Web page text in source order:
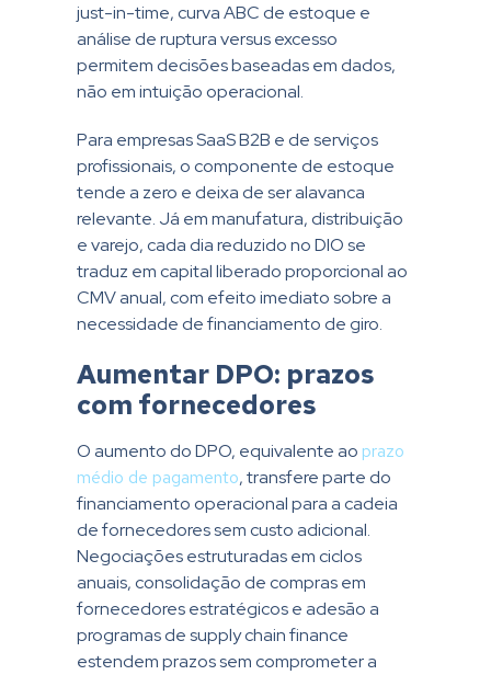
just-in-time, curva ABC de estoque e
análise de ruptura versus excesso
permitem decisões baseadas em dados,
não em intuição operacional.
Para empresas SaaS B2B e de serviços
profissionais, o componente de estoque
tende a zero e deixa de ser alavanca
relevante. Já em manufatura, distribuição
e varejo, cada dia reduzido no DIO se
traduz em capital liberado proporcional ao
CMV anual, com efeito imediato sobre a
necessidade de financiamento de giro.
Aumentar DPO: prazos
com fornecedores
O aumento do DPO, equivalente ao prazo
médio de pagamento, transfere parte do
financiamento operacional para a cadeia
de fornecedores sem custo adicional.
Negociações estruturadas em ciclos
anuais, consolidação de compras em
fornecedores estratégicos e adesão a
programas de supply chain finance
estendem prazos sem comprometer a